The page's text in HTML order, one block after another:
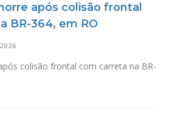
após colisão frontal
BR-364, em RO
colisão frontal com carreta na BR-